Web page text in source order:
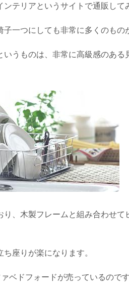
テリアというサイトで通販して
一つにしても非常に多くのもの
うものは、非常に高級感のあ
、木製フレームと組み合わせて
座りが楽になります。
ベドフォードが売っているのです